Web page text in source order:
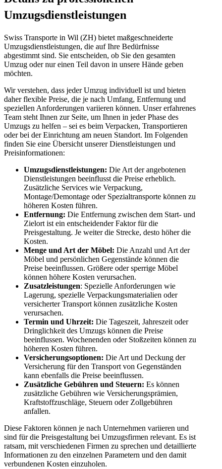
Umzugsdienstleistungen
Swiss Transporte in Wil (ZH) bietet maßgeschneiderte
Umzugsdienstleistungen, die auf Ihre Bedürfnisse
abgestimmt sind. Sie entscheiden, ob Sie den gesamten
Umzug oder nur einen Teil davon in unsere Hände geben
möchten.
Wir verstehen, dass jeder Umzug individuell ist und bieten
daher flexible Preise, die je nach Umfang, Entfernung und
speziellen Anforderungen variieren können. Unser erfahrenes
Team steht Ihnen zur Seite, um Ihnen in jeder Phase des
Umzugs zu helfen – sei es beim Verpacken, Transportieren
oder bei der Einrichtung am neuen Standort. Im Folgenden
finden Sie eine Übersicht unserer Dienstleistungen und
Preisinformationen:
Umzugsdienstleistungen: Die Art der angebotenen
Dienstleistungen beeinflusst die Preise erheblich.
Zusätzliche Services wie Verpackung,
Montage/Demontage oder Spezialtransporte können zu
höheren Kosten führen.
Entfernung: Die Entfernung zwischen dem Start- und
Zielort ist ein entscheidender Faktor für die
Preisgestaltung. Je weiter die Strecke, desto höher die
Kosten.
Menge und Art der Möbel: Die Anzahl und Art der
Möbel und persönlichen Gegenstände können die
Preise beeinflussen. Größere oder sperrige Möbel
können höhere Kosten verursachen.
Zusatzleistungen: Spezielle Anforderungen wie
Lagerung, spezielle Verpackungsmaterialien oder
versicherter Transport können zusätzliche Kosten
verursachen.
Termin und Uhrzeit: Die Tageszeit, Jahreszeit oder
Dringlichkeit des Umzugs können die Preise
beeinflussen. Wochenenden oder Stoßzeiten können zu
höheren Kosten führen.
Versicherungsoptionen: Die Art und Deckung der
Versicherung für den Transport von Gegenständen
kann ebenfalls die Preise beeinflussen.
Zusätzliche Gebühren und Steuern: Es können
zusätzliche Gebühren wie Versicherungsprämien,
Kraftstoffzuschläge, Steuern oder Zollgebühren
anfallen.
Diese Faktoren können je nach Unternehmen variieren und
sind für die Preisgestaltung bei Umzugsfirmen relevant. Es ist
ratsam, mit verschiedenen Firmen zu sprechen und detaillierte
Informationen zu den einzelnen Parametern und den damit
verbundenen Kosten einzuholen.